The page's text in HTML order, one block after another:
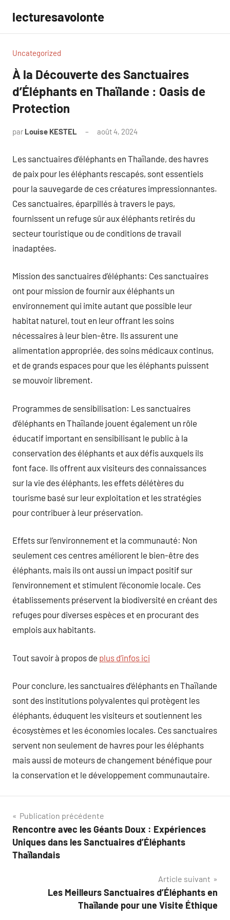
contenu
lecturesavolonte
Uncategorized
À la Découverte des Sanctuaires
d’Éléphants en Thaïlande : Oasis de
Protection
par Louise KESTEL août 4, 2024
Les sanctuaires d’éléphants en Thaïlande, des havres
de paix pour les éléphants rescapés, sont essentiels
pour la sauvegarde de ces créatures impressionnantes.
Ces sanctuaires, éparpillés à travers le pays,
fournissent un refuge sûr aux éléphants retirés du
secteur touristique ou de conditions de travail
inadaptées.
Mission des sanctuaires d’éléphants: Ces sanctuaires
ont pour mission de fournir aux éléphants un
environnement qui imite autant que possible leur
habitat naturel, tout en leur offrant les soins
nécessaires à leur bien-être. Ils assurent une
alimentation appropriée, des soins médicaux continus,
et de grands espaces pour que les éléphants puissent
se mouvoir librement.
Programmes de sensibilisation: Les sanctuaires
d’éléphants en Thaïlande jouent également un rôle
éducatif important en sensibilisant le public à la
conservation des éléphants et aux défis auxquels ils
font face. Ils offrent aux visiteurs des connaissances
sur la vie des éléphants, les effets délétères du
tourisme basé sur leur exploitation et les stratégies
pour contribuer à leur préservation.
Effets sur l’environnement et la communauté: Non
seulement ces centres améliorent le bien-être des
éléphants, mais ils ont aussi un impact positif sur
l’environnement et stimulent l’économie locale. Ces
établissements préservent la biodiversité en créant des
refuges pour diverses espèces et en procurant des
emplois aux habitants.
Tout savoir à propos de plus d’infos ici
Pour conclure, les sanctuaires d’éléphants en Thaïlande
sont des institutions polyvalentes qui protègent les
éléphants, éduquent les visiteurs et soutiennent les
écosystèmes et les économies locales. Ces sanctuaires
servent non seulement de havres pour les éléphants
mais aussi de moteurs de changement bénéfique pour
la conservation et le développement communautaire.
Navigation
de
l’article
Publication précédente
Rencontre avec les Géants Doux : Expériences
Uniques dans les Sanctuaires d’Éléphants
Thaïlandais
Article suivant
Les Meilleurs Sanctuaires d’Éléphants en
Thaïlande pour une Visite Éthique